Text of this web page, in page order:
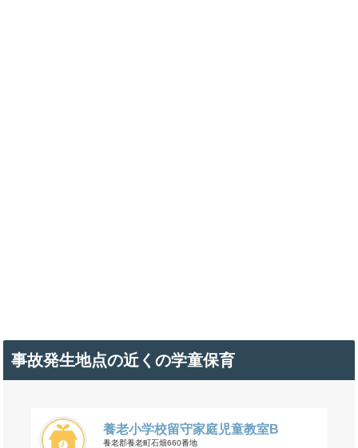
事故発生地点の近くの学童保育
養老小学校留守家庭児童教室B
養老郡養老町石畑660番地